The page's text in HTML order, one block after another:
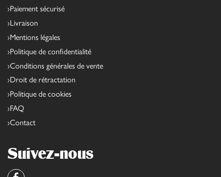
Paiement sécurisé
Livraison
Mentions légales
Politique de confidentialité
Conditions générales de vente
Droit de rétractation
Politique de cookies
FAQ
Contact
Suivez-nous